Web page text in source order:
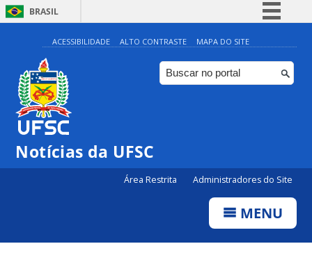
BRASIL
Simplifique!
Comunica BR
Participe
ACESSIBILIDADE ALTO CONTRASTE MAPA DO SITE
Notícias da UFSC
Área Restrita Administradores do Site
MENU